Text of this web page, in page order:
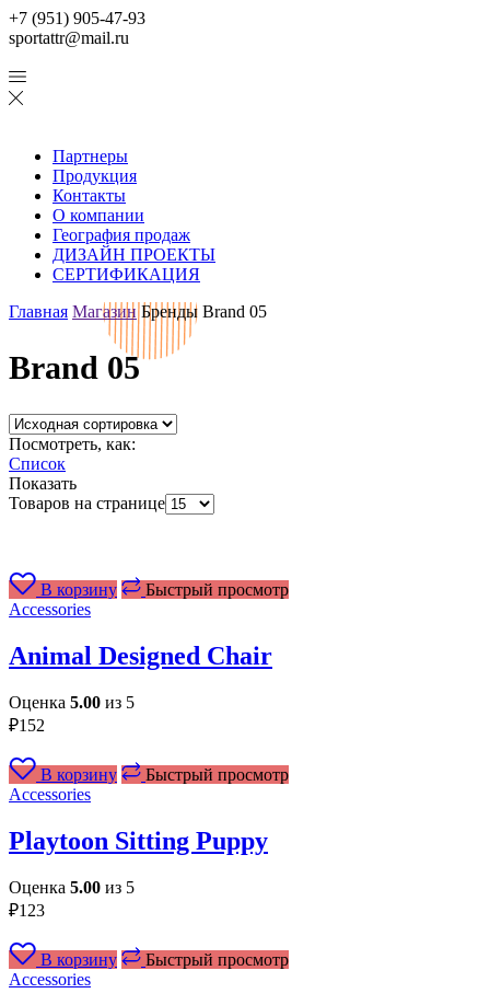
+7 (951) 905-47-93
sportattr@mail.ru
Партнеры
Продукция
Контакты
О компании
География продаж
ДИЗАЙН ПРОЕКТЫ
СЕРТИФИКАЦИЯ
Главная Магазин Бренды Brand 05
Brand 05
Посмотреть, как:
Список
Показать
Товаров на странице
В корзину
Быстрый просмотр
Accessories
Animal Designed Chair
Оценка 5.00 из 5
₽152
В корзину
Быстрый просмотр
Accessories
Playtoon Sitting Puppy
Оценка 5.00 из 5
₽123
В корзину
Быстрый просмотр
Accessories